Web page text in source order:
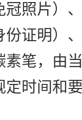
冠照片）
份证明）
素笔，由
定时间和